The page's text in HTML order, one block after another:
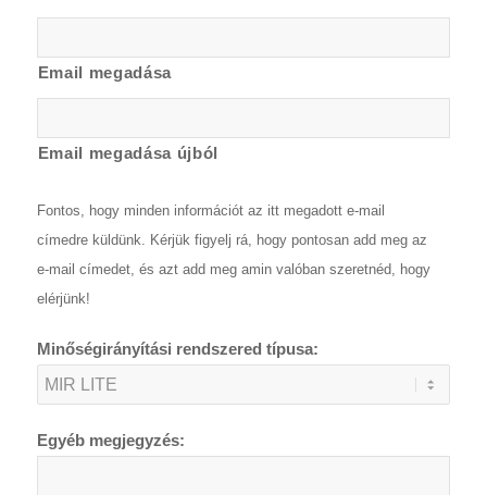
Email megadása
Email megadása újból
Fontos, hogy minden információt az itt megadott e-mail
címedre küldünk. Kérjük figyelj rá, hogy pontosan add meg az
e-mail címedet, és azt add meg amin valóban szeretnéd, hogy
elérjünk!
Minőségirányítási rendszered típusa:
Egyéb megjegyzés: